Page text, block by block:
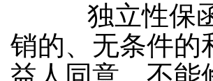
独立性保函
销的、无条件的